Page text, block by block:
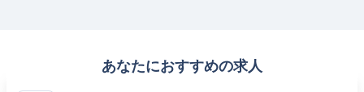
あなたにおすすめの求人